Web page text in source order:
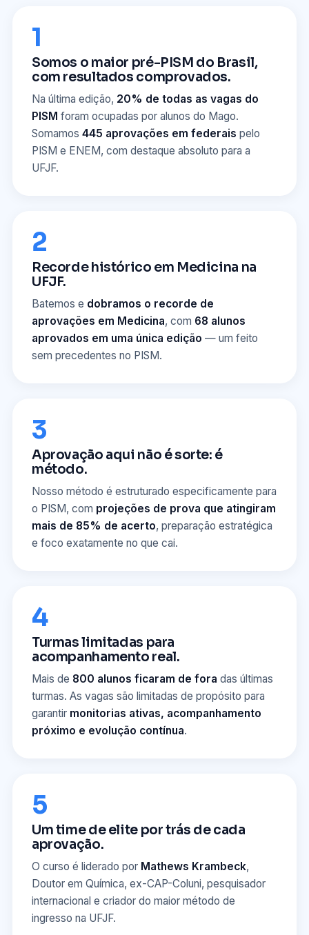
1
Somos o maior pré-PISM do Brasil,
com resultados comprovados.
Na última edição, 20% de todas as vagas do
PISM foram ocupadas por alunos do Mago.
Somamos 445 aprovações em federais pelo
PISM e ENEM, com destaque absoluto para a
UFJF.
2
Recorde histórico em Medicina na
UFJF.
Batemos e dobramos o recorde de
aprovações em Medicina, com 68 alunos
aprovados em uma única edição — um feito
sem precedentes no PISM.
3
Aprovação aqui não é sorte: é
método.
Nosso método é estruturado especificamente para
o PISM, com projeções de prova que atingiram
mais de 85% de acerto, preparação estratégica
e foco exatamente no que cai.
4
Turmas limitadas para
acompanhamento real.
Mais de 800 alunos ficaram de fora das últimas
turmas. As vagas são limitadas de propósito para
garantir monitorias ativas, acompanhamento
próximo e evolução contínua.
5
Um time de elite por trás de cada
aprovação.
O curso é liderado por Mathews Krambeck,
Doutor em Química, ex-CAP-Coluni, pesquisador
internacional e criador do maior método de
ingresso na UFJF.